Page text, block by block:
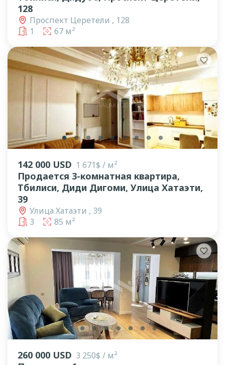
128
Проспект Церетели , 128
1
67 м²
lens lens lens lens lens lens lens lens lens
142 000 USD 1 671$ / м²
Продается 3-комнатная квартира,
Тбилиси, Диди Дигоми, Улица Хатаэти,
39
Улица Хатаэти , 39
3
85 м²
lens lens lens lens lens lens lens lens
260 000 USD 3 250$ / м²